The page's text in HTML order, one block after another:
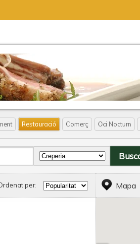
Restauració Comerç Oci Nocturn
per: Mapa